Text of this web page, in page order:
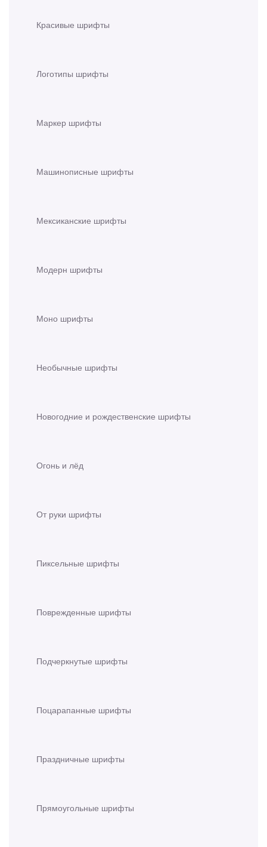
Красивые шрифты
Логотипы шрифты
Маркер шрифты
Машинописные шрифты
Мексиканские шрифты
Модерн шрифты
Моно шрифты
Необычные шрифты
Новогодние и рождественские шрифты
Огонь и лёд
От руки шрифты
Пиксельные шрифты
Поврежденные шрифты
Подчеркнутые шрифты
Поцарапанные шрифты
Праздничные шрифты
Прямоугольные шрифты